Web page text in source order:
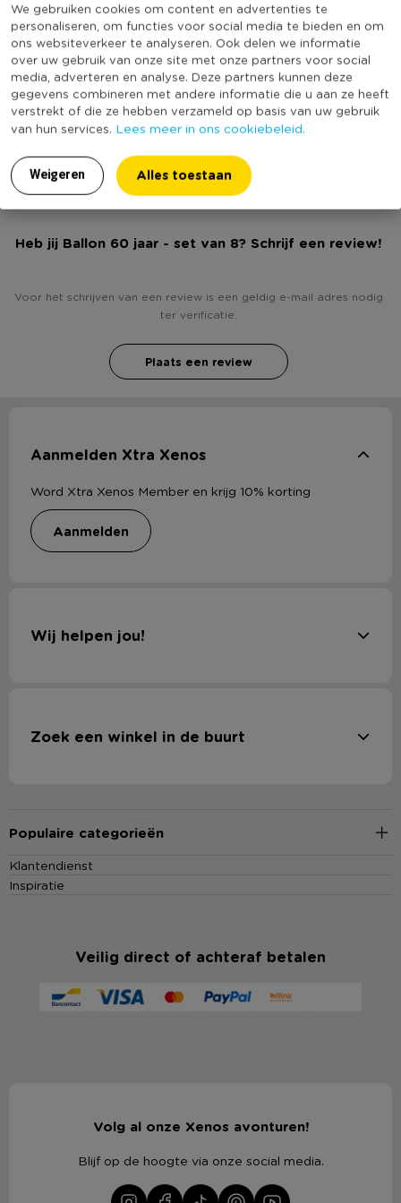
We gebruiken cookies om content en advertenties te
personaliseren, om functies voor social media te bieden en om
ons websiteverkeer te analyseren. Ook delen we informatie
over uw gebruik van onze site met onze partners voor social
media, adverteren en analyse. Deze partners kunnen deze
gegevens combineren met andere informatie die u aan ze heeft
verstrekt of die ze hebben verzameld op basis van uw gebruik
van hun services. Lees meer in ons cookiebeleid.
Weigeren Alles toestaan
* 8 stuks
* Kleur: zilver/wit
* Gemaakt van natuurlijk rubberlatex
Online Only
Nee
Materiaal
Rubber
Kleur
Wit
Leeftijd
60 jaar
(Nog) geen score
bekend
Heb jij Ballon 60 jaar - set van 8? Schrijf een review!
Voor het schrijven van een review is een geldig e-mail adres nodig
ter verificatie.
Plaats een review
Aanmelden Xtra Xenos
Word Xtra Xenos Member en krijg 10% korting
aanmelden
Wij helpen jou!
Zoek een winkel in de buurt
Populaire categorieën
Klantendienst
Inspiratie
Veilig direct of achteraf betalen
Volg al onze Xenos avonturen!
Blijf op de hoogte via onze social media.